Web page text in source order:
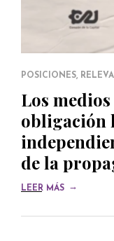
POSICIONES,
Los
obligación
de la
LEER MÁS →